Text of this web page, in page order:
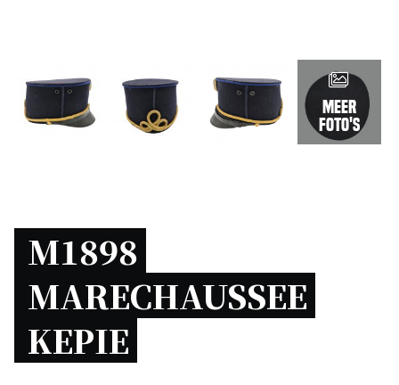
Meer
foto's
M1898
MARECHAUSSEE
KEPIE